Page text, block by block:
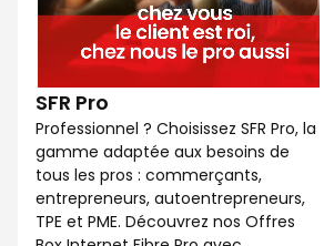
SFR Pro
Professionnel ? Choisissez SFR Pro, la
gamme adaptée aux besoins de
tous les pros : commerçants,
entrepreneurs, autoentrepreneurs,
TPE et PME. Découvrez nos Offres